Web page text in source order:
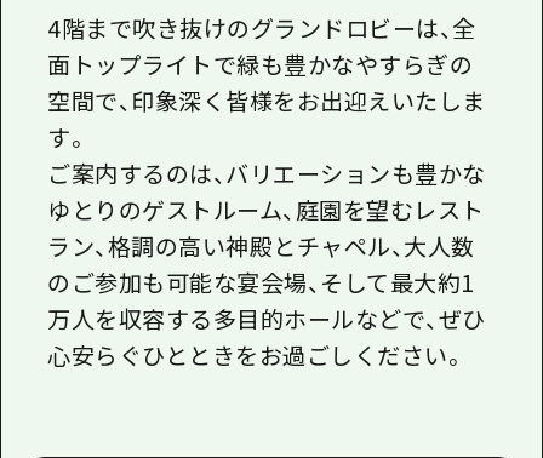
フォトダウンロード
関連リンク
4階まで吹き抜けのグランドロビーは、全
面トップライトで緑も豊かなやすらぎの
空間で、印象深く皆様をお出迎えいたしま
す。
ご案内するのは、バリエーションも豊かな
ゆとりのゲストルーム、庭園を望むレスト
ラン、格調の高い神殿とチャペル、大人数
のご参加も可能な宴会場、そして最大約1
万人を収容する多目的ホールなどで、ぜひ
心安らぐひとときをお過ごしください。